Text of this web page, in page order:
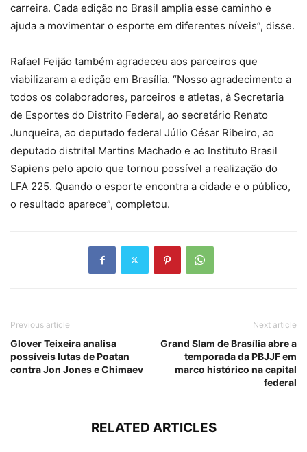
carreira. Cada edição no Brasil amplia esse caminho e
ajuda a movimentar o esporte em diferentes níveis”, disse.
Rafael Feijão também agradeceu aos parceiros que
viabilizaram a edição em Brasília. “Nosso agradecimento a
todos os colaboradores, parceiros e atletas, à Secretaria
de Esportes do Distrito Federal, ao secretário Renato
Junqueira, ao deputado federal Júlio César Ribeiro, ao
deputado distrital Martins Machado e ao Instituto Brasil
Sapiens pelo apoio que tornou possível a realização do
LFA 225. Quando o esporte encontra a cidade e o público,
o resultado aparece”, completou.
Previous article
Glover Teixeira analisa
possíveis lutas de Poatan
contra Jon Jones e Chimaev
Next article
Grand Slam de Brasília abre a
temporada da PBJJF em
marco histórico na capital
federal
RELATED ARTICLES